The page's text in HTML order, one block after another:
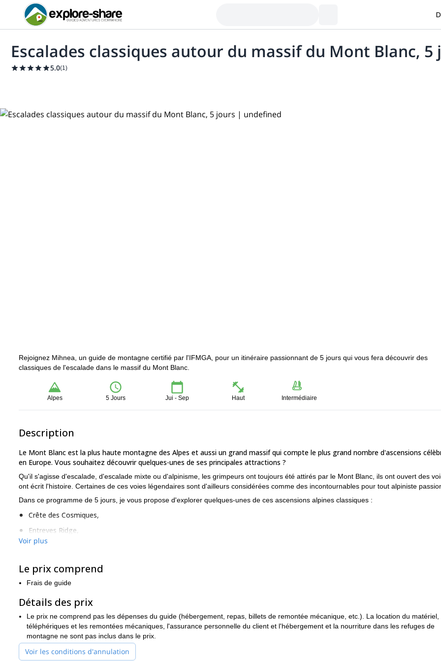
Escalades classiques autour du massif du Mont Blanc, 5
5.0(1)
Rejoignez Mihnea, un guide de montagne certifié par l'IFMGA, pour un itinéraire passionnant de 5 jours qui vous fera découvrir des
classiques de l'escalade dans le massif du Mont Blanc.
Alpes 5 Jours Jui - Sep Haut Intermédiaire
Description
Le Mont Blanc est la plus haute montagne des Alpes et aussi un grand massif qui compte le plus grand nombre d'ascensions
en Europe. Vous souhaitez découvrir quelques-unes de ses principales attractions ?
Qu'il s'agisse d'escalade, d'escalade mixte ou d'alpinisme, les grimpeurs ont toujours été attirés par le Mont Blanc, ils ont ouvert des
ont écrit l'histoire. Certaines de ces voies légendaires sont d'ailleurs considérées comme des incontournables pour tout alpiniste
Dans ce programme de 5 jours, je vous propose d'explorer quelques-unes de ces ascensions alpines classiques :
Crête des Cosmiques,
Entreves Ridge,
Traversée de Midi-Plan,
Programme Tour Ronde,
Je recommande ce programme car il vous permet de voir d'autres parties du massif du Mont Blanc tout en ayant une journée
amusante. De plus, il y a une variété de voies et de nombreuses possibilités de se mettre au défi.
Si vous le souhaitez, je peux également inclure des cours de formation pour l'escalade, les voyages sur glacier, etc.
Vous trouverez un itinéraire provisoire sous cette description. Toutefois, j'adapterai les activités et les lieux en fonction de vos souhaits
votre expérience.
Voir plus
Le prix comprend
Frais de guide
Détails des prix
Le prix ne comprend pas les dépenses du guide (hébergement, repas, billets de remontée mécanique, etc.). La location du matériel,
téléphériques et les remontées mécaniques, l'assurance personnelle du client et l'hébergement et la nourriture dans les refuges de
montagne ne sont pas inclus dans le prix.
Voir les conditions d'annulation